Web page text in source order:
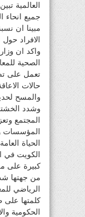
العالمية
الافراد حول
واكد ان
الصحية
تعمل على
حالات
والمسح
وشدد
المجتمع
المؤسسات
الحياة
الكويت في
كبيرة على
من جهتها
الرياضي
كلمتها على
الحكومية